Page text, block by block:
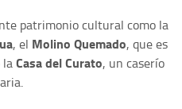
patrimonio cultural como la
, el Molino Quemado, que es
laCasa del Curato, un caserío